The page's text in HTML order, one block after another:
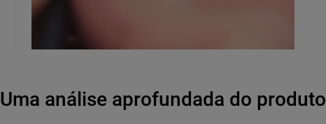
Uma análise aprofundada do produto